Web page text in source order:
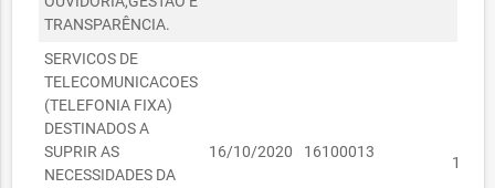
TRANSPARÊNCIA.
SERVICOS DE
TELECOMUNICACOES
(TELEFONIA FIXA)
DESTINADOS A
SUPRIR AS
NECESSIDADES DA
16/10/2020 16100013